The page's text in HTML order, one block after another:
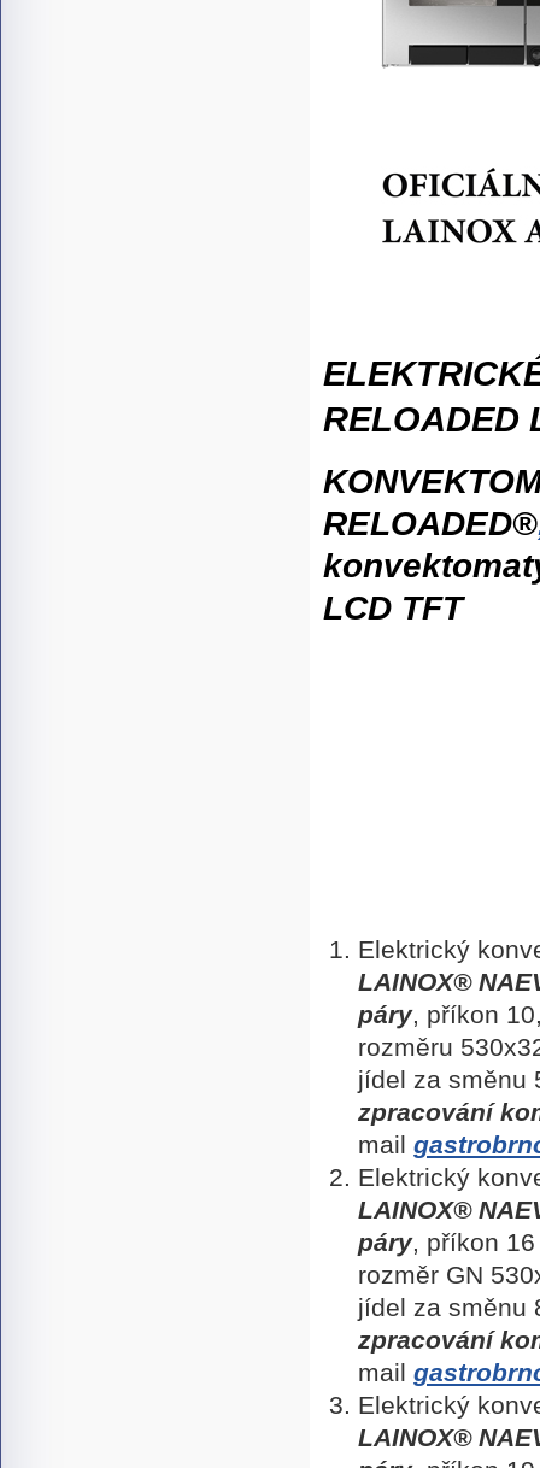
RELOADED
RELOADED®
LCD TFT
Elektrický
LAINOX®
páry, příkon
rozměru
jídel za směnu
zpracování
mail
Elektrický
LAINOX®
páry, příkon
rozměr GN
jídel za směnu
zpracování
mail
Elektrický
LAINOX®